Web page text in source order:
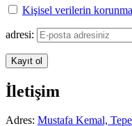
Kişisel verilerin
adresi:
İletişim
Adres: Mustafa Kemal,